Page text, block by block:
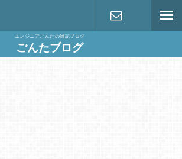
エンジニアごんたの雑記ブログ
ごんたブログ